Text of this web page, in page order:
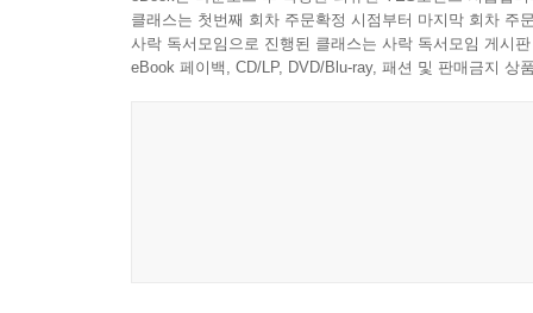
클래스는 첫번째 회차 주문확정 시점부터 마지막 회차 주
사락 독서모임으로 진행된 클래스는 사락 독서모임 게시
eBook 페이백, CD/LP, DVD/Blu-ray, 패션 및 판매금지 상